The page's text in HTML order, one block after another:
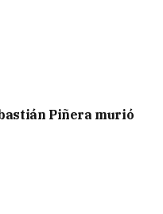
Piñera murió